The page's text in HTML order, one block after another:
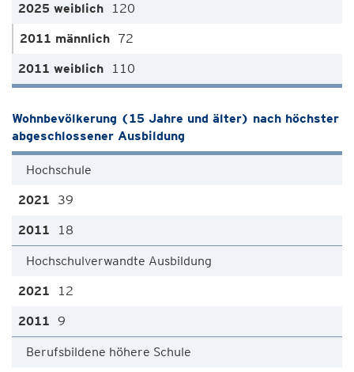
120
72
110
Wohnbevölkerung (15 Jahre und älter) nach höchster
abgeschlossener Ausbildung
Hochschule
39
18
Hochschulverwandte Ausbildung
12
9
Berufsbildene höhere Schule